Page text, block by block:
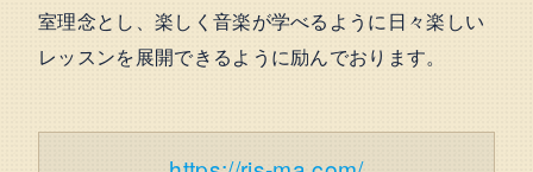
室理念とし、楽しく音楽が学べるように日々楽しい
レッスンを展開できるように励んでおります。